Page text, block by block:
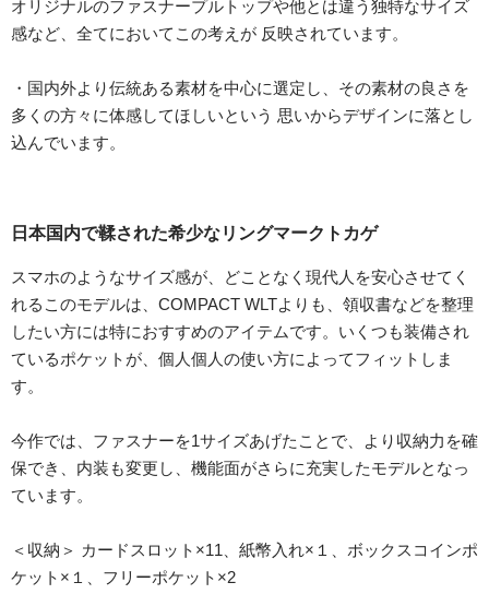
オリジナルのファスナープルトップや他とは違う独特なサイズ
感など、全てにおいてこの考えが 反映されています。
・国内外より伝統ある素材を中心に選定し、その素材の良さを
多くの方々に体感してほしいという 思いからデザインに落とし
込んでいます。
日本国内で鞣された希少なリングマークトカゲ
スマホのようなサイズ感が、どことなく現代人を安心させてく
れるこのモデルは、COMPACT WLTよりも、領収書などを整理
したい方には特におすすめのアイテムです。いくつも装備され
ているポケットが、個人個人の使い方によってフィットしま
す。
今作では、ファスナーを1サイズあげたことで、より収納力を確
保でき、内装も変更し、機能面がさらに充実したモデルとなっ
ています。
＜収納＞ カードスロット×11、紙幣入れ×１、ボックスコインポ
ケット×１、フリーポケット×2